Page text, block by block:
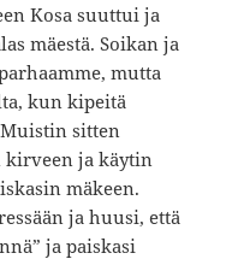
Kosa suuttui ja
mäestä. Soikan ja
mutta
kun kipeitä
sitten
kirveen ja käytin
mäkeen.
ja huusi, että
ja paiskasi